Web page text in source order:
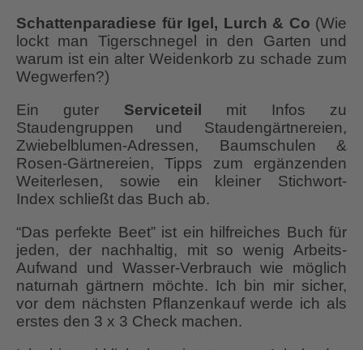
Schattenparadiese für Igel, Lurch & Co (Wie
lockt man Tigerschnegel in den Garten und
warum ist ein alter Weidenkorb zu schade zum
Wegwerfen?)
Ein guter Serviceteil
mit Infos zu
Staudengruppen und Staudengärtnereien,
Zwiebelblumen-Adressen, Baumschulen &
Rosen-Gärtnereien, Tipps zum ergänzenden
Weiterlesen, sowie ein kleiner Stichwort-
Index schließt das Buch ab.
“Das perfekte Beet” ist ein hilfreiches Buch für
jeden, der nachhaltig, mit so wenig Arbeits-
Aufwand und Wasser-Verbrauch wie möglich
naturnah gärtnern möchte. Ich bin mir sicher,
vor dem nächsten Pflanzenkauf werde ich als
erstes den 3 x 3 Check machen.